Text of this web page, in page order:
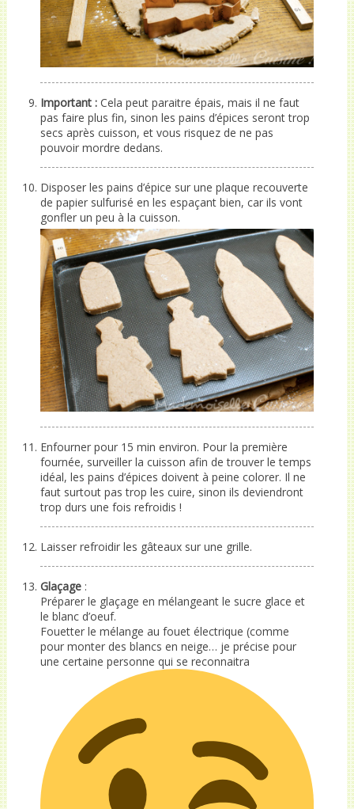
Important :Cela peut paraitre épais, mais il ne faut
pas faire plus fin, sinon les pains d’épices seront trop
secs après cuisson, et vous risquez de ne pas
pouvoir mordre dedans.
Disposer les pains d’épice sur une plaque recouverte
de papier sulfurisé en les espaçant bien, car ils vont
gonfler un peu à la cuisson.
Enfourner pour 15 min environ. Pour la première
fournée, surveiller la cuisson afin de trouver le temps
idéal, les pains d’épices doivent à peine colorer. Il ne
faut surtout pas trop les cuire, sinon ils deviendront
trop durs une fois refroidis !
Laisser refroidir les gâteaux sur une grille.
Glaçage:
Préparer le glaçage en mélangeant le sucre glace et
le blanc d’oeuf.
Fouetter le mélange au fouet électrique (comme
pour monter des blancs en neige… je précise pour
une certaine personne qui se reconnaitra